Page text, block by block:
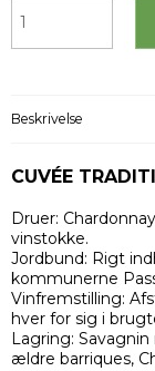
Beskrivelse
CUVÉE
Druer:
vinstokke.
Jordbund: Rigt
kommunerne
Vinfremstilling:
hver for sig i
Lagring:
ældre barriques,